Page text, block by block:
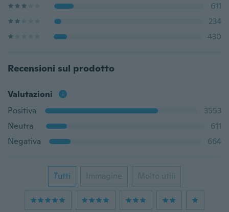
611
234
430
Recensioni sul prodotto
Valutazioni
Positiva
3553
Neutra
611
Negativa
664
Tutti Immagine Molto utili